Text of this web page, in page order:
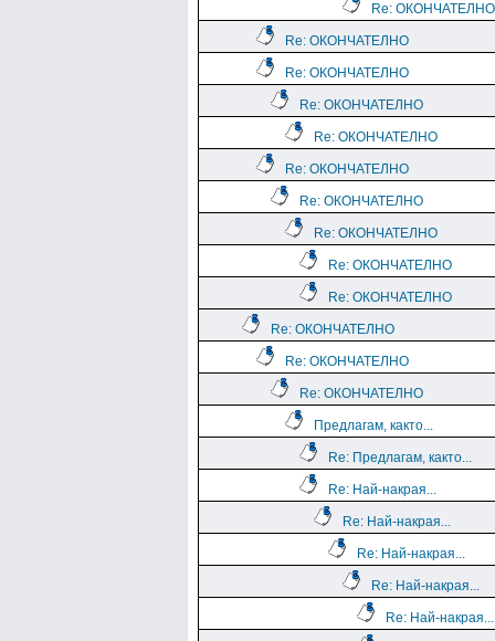
Re: ОКОНЧАТЕЛНО
Re: ОКОНЧАТЕЛНО
Re: ОКОНЧАТЕЛНО
Re: ОКОНЧАТЕЛНО
Re: ОКОНЧАТЕЛНО
Re: ОКОНЧАТЕЛНО
Re: ОКОНЧАТЕЛНО
Re: ОКОНЧАТЕЛНО
Re: ОКОНЧАТЕЛНО
Re: ОКОНЧАТЕЛНО
Re: ОКОНЧАТЕЛНО
Re: ОКОНЧАТЕЛНО
Re: ОКОНЧАТЕЛНО
Предлагам, както...
Re: Предлагам, както...
Re: Най-накрая...
Re: Най-накрая...
Re: Най-накрая...
Re: Най-накрая...
Re: Най-накрая...